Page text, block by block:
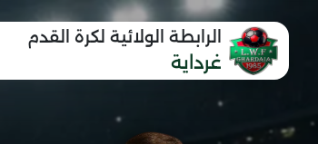
الرابطة الولائية لكرة القدم
غرداية